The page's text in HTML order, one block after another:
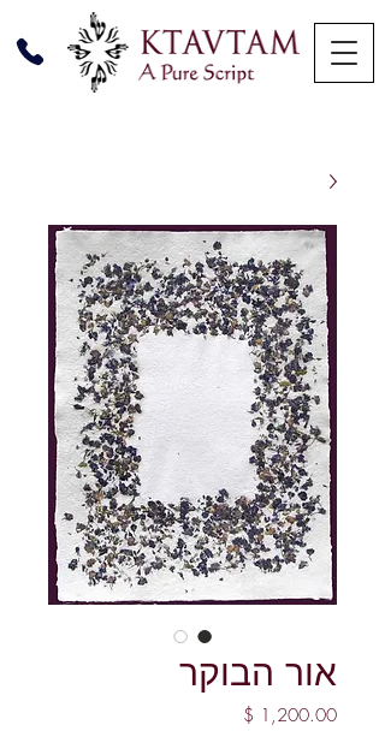
אור הבוקר